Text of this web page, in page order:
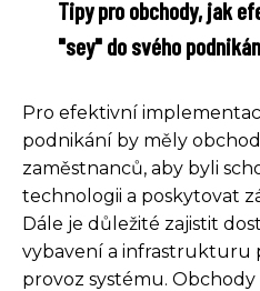
Tipy pro obchody, jak
"sey" do svého
Pro efektivní
podnikání by měly
zaměstnanců, aby byli
technologii a poskytovat
Dále je důležité zajistit
vybavení a infrastrukturu
provoz systému.